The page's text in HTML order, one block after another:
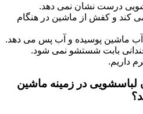
درست نشان نمی دهد.
کند و کفش از ماشین در هنگام
آب ماشین پوسیده و آب پس می دهد.
چندانی بابت شستشو نمی شود.
داریم.
لباسشویی در زمینه ماشین